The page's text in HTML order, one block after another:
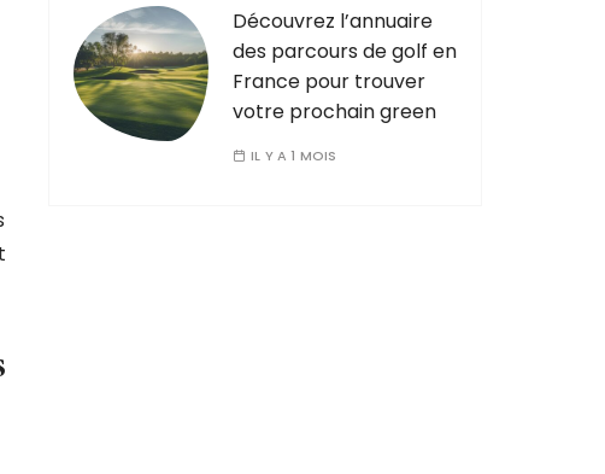
Découvrez l’annuaire
des parcours de golf en
France pour trouver
votre prochain green
IL Y A 1 MOIS